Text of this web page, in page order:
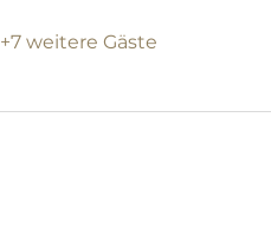
+7 weitere Gäste